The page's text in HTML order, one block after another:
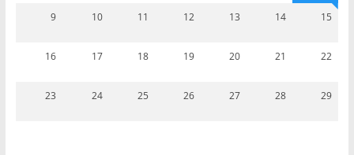
9 10 11 12 13 14 15
16 17 18 19 20 21 22
23 24 25 26 27 28 29